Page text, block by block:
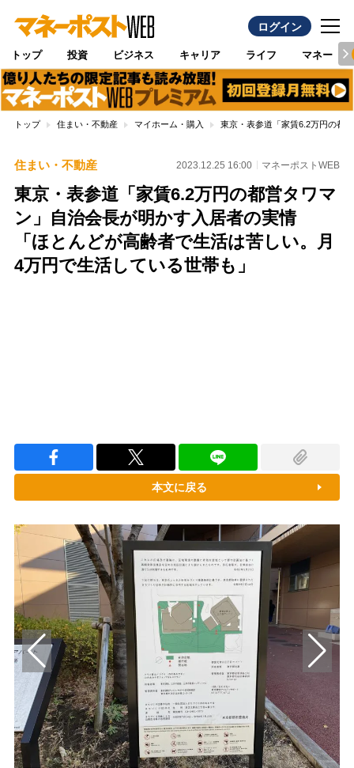
ログイン
トップ 投資 ビジネス キャリア ライフ マネー
トップ 住まい・不動産 マイホーム・購入 東京・表参道「家賃6.2万円の都
住まい・不動産 2023.12.25 16:00 マネーポストWEB
東京・表参道「家賃6.2万円の都営タワマ
ン」自治会長が明かす入居者の実情
「ほとんどが高齢者で生活は苦しい。月
4万円で生活している世帯も」
本文に戻る